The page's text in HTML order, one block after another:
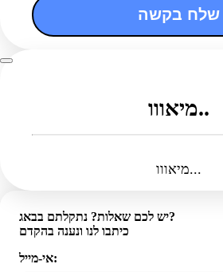
שלח בקשה
מיאווו..
מיאווו...
יש לכם שאלות? נתקלתם בבאג?
כיתבו לנו ונענה בהקדם
אי-מייל: